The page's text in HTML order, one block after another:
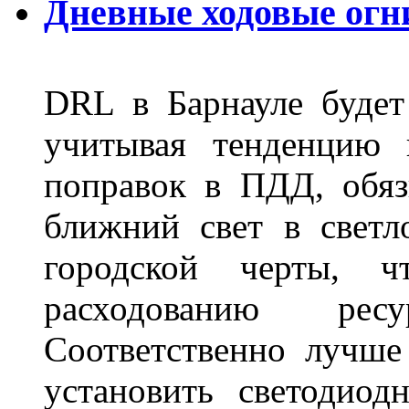
Дневные ходовые
DRL в Барнауле
учитывая тенденцию
поправок в ПДД,
ближний свет в
городской черты,
расходованию
Соответственно
установить